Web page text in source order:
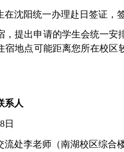
在沈阳统一办理赴日签证，
，提出申请的学生会统一安
宿地点可能距离您所在校区
系人
8日
流处李老师（南湖校区综合